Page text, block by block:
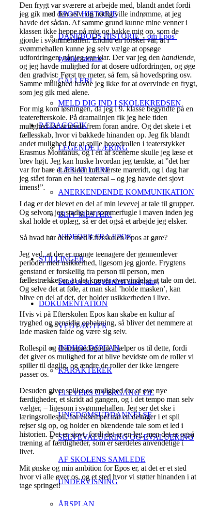
EPOS’ HISTORIE
DANEBODS HISTORIE – om Epos’
fysiske ramme
GALLERI
MELD DIG IND I SKOLEKREDSEN
PÆDAGOGIK
LEGENDE LÆRING
LÆR AT LÆRE
ANERKENDENDE KOMMUNIKATION
BLIV MESTER!
VIDEOER FRA EPOS
STILLINGER
Send os en uopfordret ansøgning
DOKUMENTATION
VEDTÆGTER
INDHOLDSPLAN
KARAKTERER
ELEVERS OVERGANG TIL
UNGDOMSUDDANNELSE
SELVEVALUERING OG EVALUERING
AF SKOLENS SAMLEDE
UNDERVISNING
ÅRSPLAN
Den frygt var sværere at arbejde med, blandt andet fordi
jeg gik med den selv, og nødig ville indrømme, at jeg
havde det sådan. Af samme grund kunne mine venner i
klassen ikke heppe på mig og bakke mig op, som de
gjorde i svømmehallen. Endnu en forskel var, at i
svømmehallen kunne jeg selv vælge at opsøge
udfordringen, når jeg var klar. Der var jeg denhandlende,
og jeg havde mulighed for at dosere udfordringen, og øge
den gradvist: Først tre meter, så fem, så hovedspring osv.
Samme mulighed havde jeg ikke for at overvinde en frygt,
som jeg gik med alene.
For mig kom løsningen, da jeg i 9. klasse begyndte på en
teaterefterskole. På dramalinjen fik jeg hele tiden
mulighed for at træde frem foran andre. Og det skete i et
fællesskab, hvor vi bakkede hinanden op. Jeg fik blandt
andet mulighed for at spille hovedrollen i teaterstykket
Erasmus Montanus, og i en af scenerne skulle jeg læse et
brev højt. Jeg kan huske hvordan jeg tænkte, at ”det her
var for bare et år siden mit værste mareridt, og i dag har
jeg stået foran en hel teatersal – og jeg havde det sjovt
imens!”.
I dag er det blevet en del af min levevej at tale til grupper.
Og selvom jeg stadig har sommerfugle i maven inden jeg
skal holde et oplæg, så er det også et arbejde jeg elsker.
Så hvad har dette med Efterskolen Epos at gøre?
Jeg ved, at der er mange teenagere der gennemlever
perioder med usikkerhed, ligesom jeg gjorde. Frygtens
genstand er forskellig fra person til person, men
fællestrækket er, at det kræver overvindelse at tale om det.
Og selve det at føle, at man skal ’holde masken’, kan
blive en del af det, der holder usikkerheden i live.
Hvis vi på Efterskolen Epos kan skabe en kultur af
tryghed og gensidig opbakning, så bliver det nemmere at
lade masken falde og være sig selv.
Rollespil og dramapædagogik hjælper os til dette, fordi
det giver os mulighed for at blive bevidste om de roller vi
spiller til daglig, og ændre de roller der ikke længere
passer os.
Desuden giver spillet os mulighed for at øve nye
færdigheder, et skridt ad gangen, og i det tempo man selv
vælger, – ligesom i svømmehallen. Jeg ser det ske i
læringsrollespil, for eksempel når en deltager i et spil
rejser sig op, og holder en blændende tale som et led i
historien. Det er sjovt, fordi det er en leg, men det er også
træning af færdigheder, som er særdeles anvendelige i
livet.
Mit ønske og min ambition for Epos er, at det er et sted
hvor vi alle øver os, og et sted hvor vi støtter hinanden i at
tage springet!